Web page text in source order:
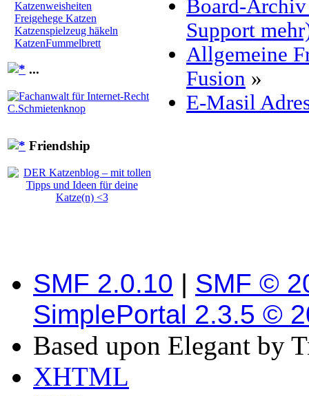
Katzenweisheiten
Freigehege Katzen
Katzenspielzeug häkeln
KatzenFummelbrett
...
Friendship
Board-
Support
Allgemeine
Fusion »
E-Masil
SMF 2.0.10 | SMF ©
SimplePortal 2.3.5 ©
Based upon Elegant by
XHTML